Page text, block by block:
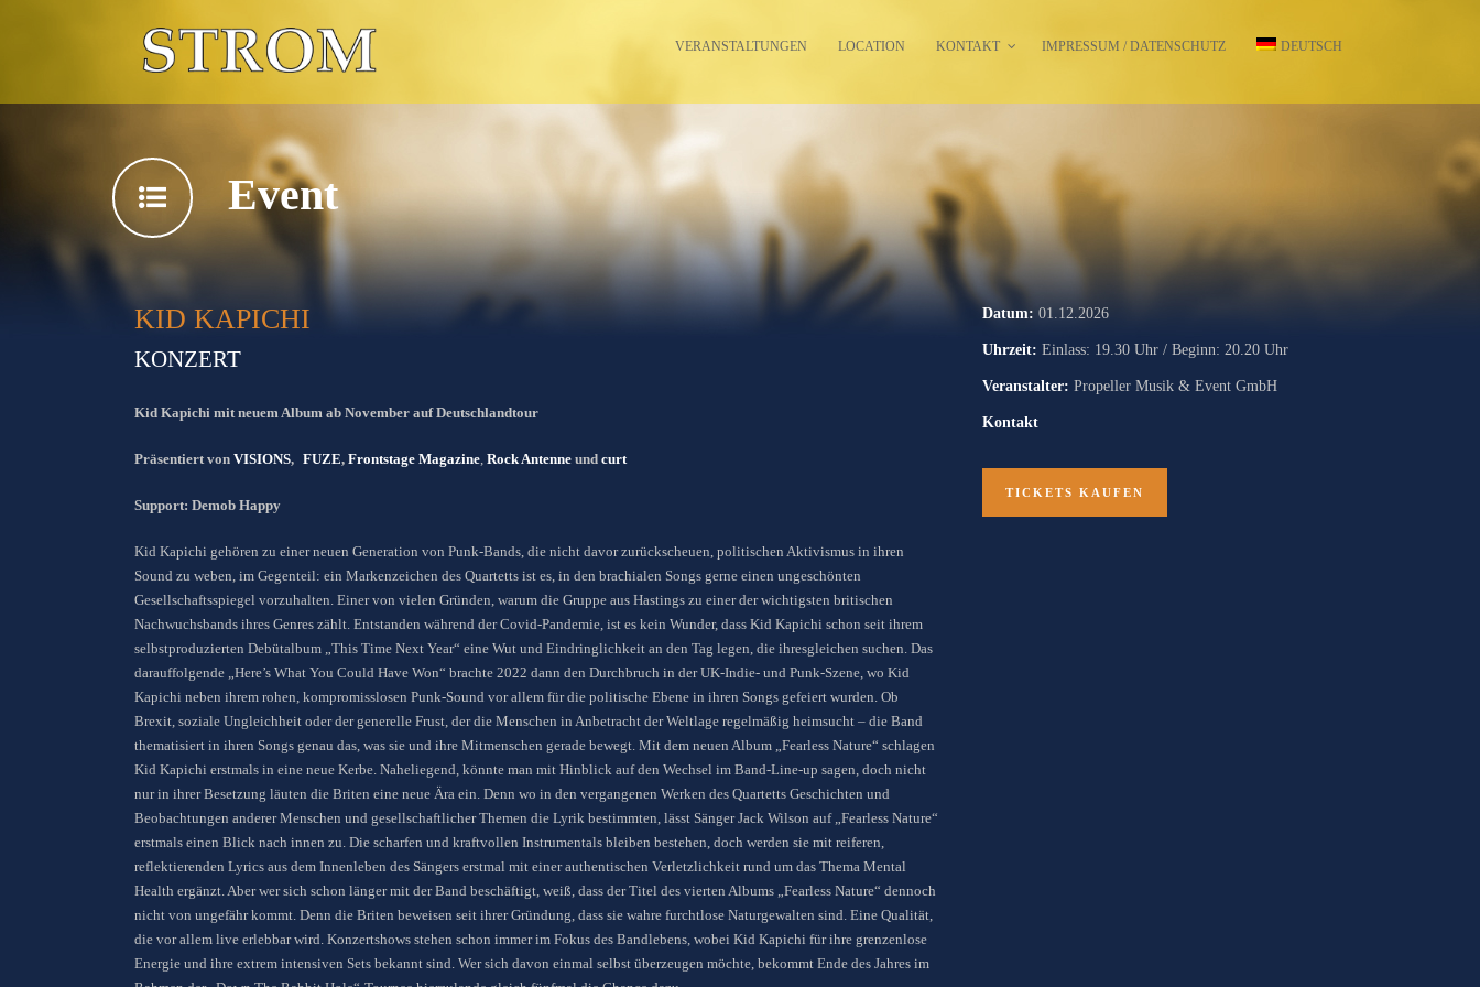
VERANSTALTUNGEN LOCATION KONTAKT IMPRESSUM / DATENSCHUTZ DEUTSCH
Event
Datum: 01.12.2026
Uhrzeit: Einlass: 19.30 Uhr / Beginn: 20.20 Uhr
Veranstalter: Propeller Musik & Event GmbH
Kontakt
TICKETS KAUFEN
KID KAPICHI
KONZERT
Kid Kapichi mit neuem Album ab November auf Deutschlandtour
Präsentiert von VISIONS, FUZE, Frontstage Magazine, Rock Antenne und curt
Support: Demob Happy
Kid Kapichi gehören zu einer neuen Generation von Punk-Bands, die nicht davor zurückscheuen, politischen Aktivismus in ihren
Sound zu weben, im Gegenteil: ein Markenzeichen des Quartetts ist es, in den brachialen Songs gerne einen ungeschönten
Gesellschaftsspiegel vorzuhalten. Einer von vielen Gründen, warum die Gruppe aus Hastings zu einer der wichtigsten britischen
Nachwuchsbands ihres Genres zählt. Entstanden während der Covid-Pandemie, ist es kein Wunder, dass Kid Kapichi schon seit ihrem
selbstproduzierten Debütalbum „This Time Next Year“ eine Wut und Eindringlichkeit an den Tag legen, die ihresgleichen suchen. Das
darauffolgende „Here’s What You Could Have Won“ brachte 2022 dann den Durchbruch in der UK-Indie- und Punk-Szene, wo Kid
Kapichi neben ihrem rohen, kompromisslosen Punk-Sound vor allem für die politische Ebene in ihren Songs gefeiert wurden. Ob
Brexit, soziale Ungleichheit oder der generelle Frust, der die Menschen in Anbetracht der Weltlage regelmäßig heimsucht – die Band
thematisiert in ihren Songs genau das, was sie und ihre Mitmenschen gerade bewegt. Mit dem neuen Album „Fearless Nature“ schlagen
Kid Kapichi erstmals in eine neue Kerbe. Naheliegend, könnte man mit Hinblick auf den Wechsel im Band-Line-up sagen, doch nicht
nur in ihrer Besetzung läuten die Briten eine neue Ära ein. Denn wo in den vergangenen Werken des Quartetts Geschichten und
Beobachtungen anderer Menschen und gesellschaftlicher Themen die Lyrik bestimmten, lässt Sänger Jack Wilson auf „Fearless Nature“
erstmals einen Blick nach innen zu. Die scharfen und kraftvollen Instrumentals bleiben bestehen, doch werden sie mit reiferen,
reflektierenden Lyrics aus dem Innenleben des Sängers erstmal mit einer authentischen Verletzlichkeit rund um das Thema Mental
Health ergänzt. Aber wer sich schon länger mit der Band beschäftigt, weiß, dass der Titel des vierten Albums „Fearless Nature“ dennoch
nicht von ungefähr kommt. Denn die Briten beweisen seit ihrer Gründung, dass sie wahre furchtlose Naturgewalten sind. Eine Qualität,
die vor allem live erlebbar wird. Konzertshows stehen schon immer im Fokus des Bandlebens, wobei Kid Kapichi für ihre grenzenlose
Energie und ihre extrem intensiven Sets bekannt sind. Wer sich davon einmal selbst überzeugen möchte, bekommt Ende des Jahres im